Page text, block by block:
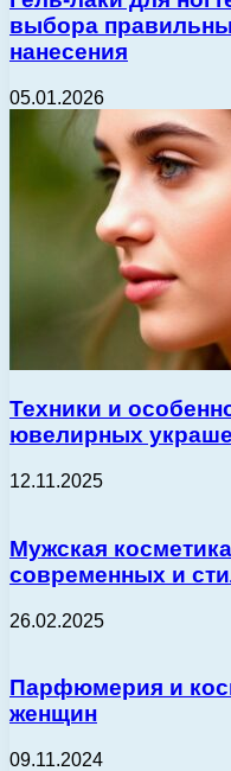
выбора
нанесения
05.01.2026
Техники и
ювелирных
12.11.2025
Мужская
современных и
26.02.2025
Парфюмерия и
женщин
09.11.2024